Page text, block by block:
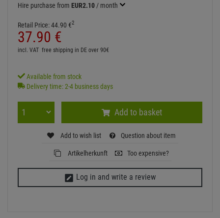
Hire purchase from EUR2.10 / month
Retail Price:44.90 €2
37.90 €
incl. VAT free shipping in DE over 90€
Available from stock
Delivery time: 2-4 business days
Add to basket
Add to wish list Question about item
Artikelherkunft Too expensive?
Log in and write a review